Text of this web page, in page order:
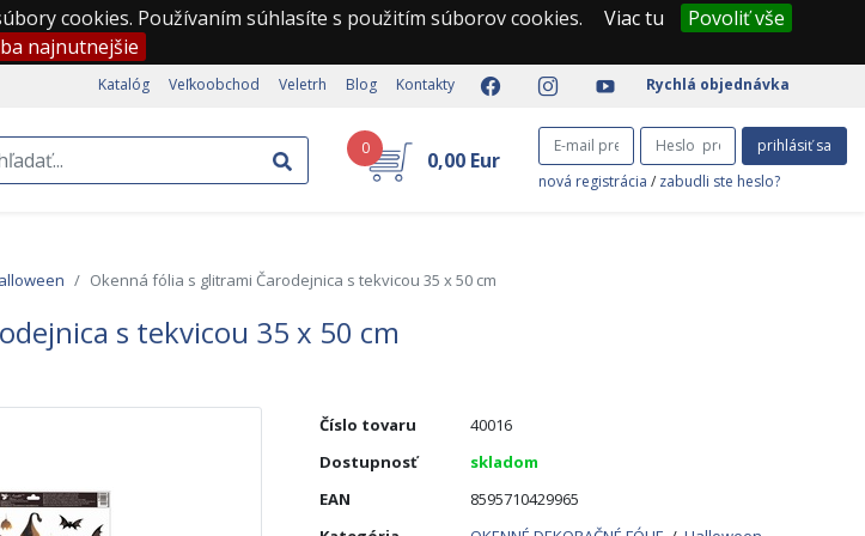
cookies. Používaním súhlasíte s použitím súborov cookies. Viac tu
Povoliť vše
najnutnejšie
Katalóg Veľkoobchod Veletrh Blog Kontakty Rychlá objednávka
0 0,00 Eur
prihlásiť sa
nová registrácia / zabudli ste heslo?
Okenná fólia s glitrami Čarodejnica s tekvicou 35 x 50 cm
s tekvicou 35 x 50 cm
Číslo tovaru
40016
Dostupnosť
skladom
EAN
8595710429965